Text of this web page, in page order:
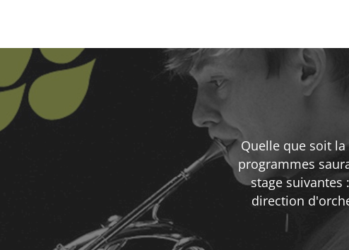
Quelle que soit
programmes
stage suivantes
direction